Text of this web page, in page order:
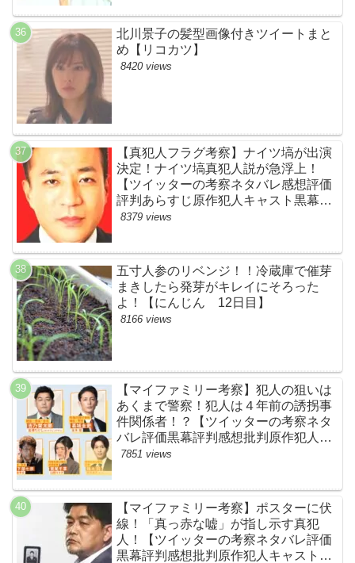
北川景子の髪型画像付きツイートまと
め【リコカツ】
8420 views
【真犯人フラグ考察】ナイツ塙が出演
決定！ナイツ塙真犯人説が急浮上！
【ツイッターの考察ネタバレ感想評価
評判あらすじ原作犯人キャスト黒幕伏
線まとめ】
8379 views
五寸人参のリベンジ！！冷蔵庫で催芽
まきしたら発芽がキレイにそろった
よ！【にんじん 12日目】
8166 views
【マイファミリー考察】犯人の狙いは
あくまで警察！犯人は４年前の誘拐事
件関係者！？【ツイッターの考察ネタ
バレ評価黒幕評判感想批判原作犯人キ
ャスト脚本あらすじ伏線まとめ】
7851 views
【マイファミリー考察】ポスターに伏
線！「真っ赤な嘘」が指し示す真犯
人！【ツイッターの考察ネタバレ評価
黒幕評判感想批判原作犯人キャスト脚